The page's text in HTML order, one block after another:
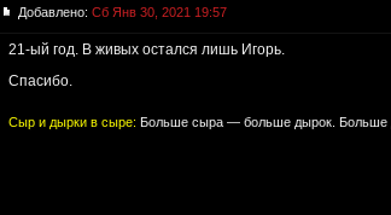
Добавлено: Сб Янв 30, 2021 19:57
21-ый год. В живых остался лишь Игорь.
Спасибо.
Сыр и дырки в сыре: Больше сыра — больше дырок.